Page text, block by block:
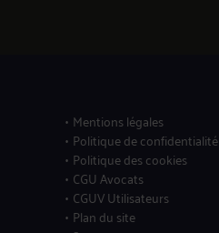
Mentions légales
Politique de confidentialité
Politique des cookies
CGU Avocats
CGUV Utilisateurs
Plan du site